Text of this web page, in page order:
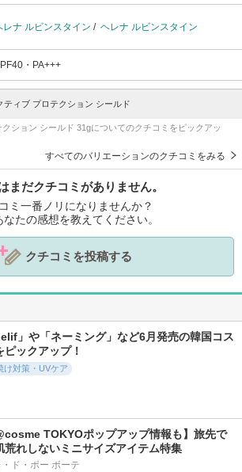
レナ ルビンスタイン / ヘレナ ルビンスタイン
・PA+++
ティブ プロテクション シールド
ション シールド 31gについてのクチコミをピックアッ
すべてのバリエーションのクチコミをみる
まだクチコミがありません。
ミ一番ノリになりませんか？
なたの感想を教えてください。
クチコミを投稿する
」や「ネーミング」など6月発売の韓国コス
ピックアップ！
け対策・UVケア
TOKYOポップアップ情報も】旅先で
荒れしないミニサイズアイテム特集
・ド・ポー ボーテ